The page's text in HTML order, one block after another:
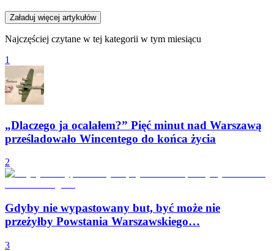
Załaduj więcej artykułów
Najczęściej czytane w tej kategorii w tym miesiącu
1
„Dlaczego ja ocalałem?” Pięć minut nad Warszawą
prześladowało Wincentego do końca życia
2
Gdyby nie wypastowany but, być może nie
przeżyłby Powstania Warszawskiego…
3